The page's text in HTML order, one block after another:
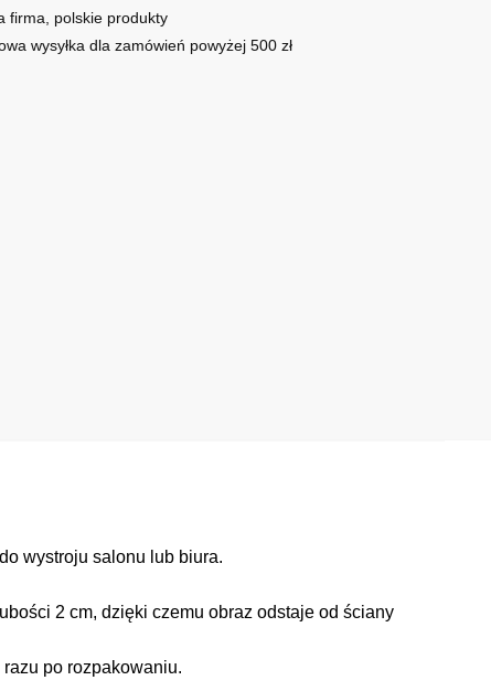
firma, polskie produkty
wysyłka dla zamówień powyżej 500 zł
wystroju salonu lub biura.
2 cm, dzięki czemu obraz odstaje od ściany
po rozpakowaniu.